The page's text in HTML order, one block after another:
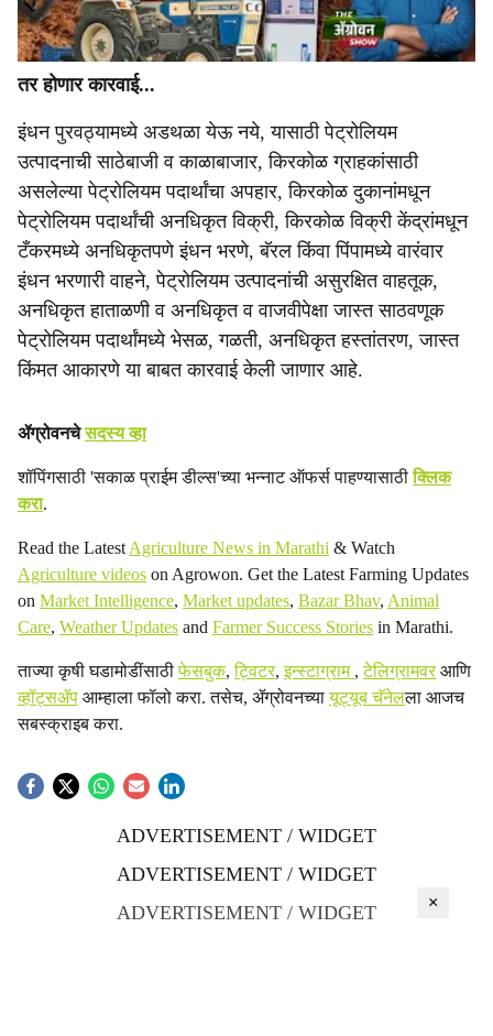
तर होणार कारवाई...
इंधन पुरवठ्यामध्ये अडथळा येऊ नये, यासाठी पेट्रोलियम
उत्पादनाची साठेबाजी व काळाबाजार, किरकोळ ग्राहकांसाठी
असलेल्या पेट्रोलियम पदार्थांचा अपहार, किरकोळ दुकानांमधून
पेट्रोलियम पदार्थांची अनधिकृत विक्री, किरकोळ विक्री केंद्रांमधून
टँकरमध्ये अनधिकृतपणे इंधन भरणे, बॅरल किंवा पिंपामध्ये वारंवार
इंधन भरणारी वाहने, पेट्रोलियम उत्पादनांची असुरक्षित वाहतूक,
अनधिकृत हाताळणी व अनधिकृत व वाजवीपेक्षा जास्त साठवणूक
पेट्रोलियम पदार्थांमध्ये भेसळ, गळती, अनधिकृत हस्तांतरण, जास्त
किंमत आकारणे या बाबत कारवाई केली जाणार आहे.
ॲग्रोवनचेसदस्य व्हा
शॉपिंगसाठी 'सकाळ प्राईम डील्स'च्या भन्नाट ऑफर्स पाहण्यासाठीक्लिक
करा.
Read the Latest Agriculture News in Marathi & Watch
Agriculture videos on Agrowon. Get the Latest Farming Updates
on Market Intelligence, Market updates, Bazar Bhav, Animal
Care, Weather Updates and Farmer Success Stories in Marathi.
ताज्या कृषी घडामोडींसाठीफेसबुक,ट्विटर,इन्स्टाग्राम ,टेलिग्रामवरआणि
व्हॉट्सॲप आम्हाला फॉलो करा. तसेच, ॲग्रोवनच्यायूट्यूब चॅनेलला आजच
सबस्क्राइब करा.
ADVERTISEMENT / WIDGET
ADVERTISEMENT / WIDGET
ADVERTISEMENT / WIDGET
×